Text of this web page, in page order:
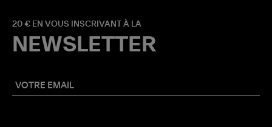
20 € EN VOUS INSCRIVANT À LA
NEWSLETTER